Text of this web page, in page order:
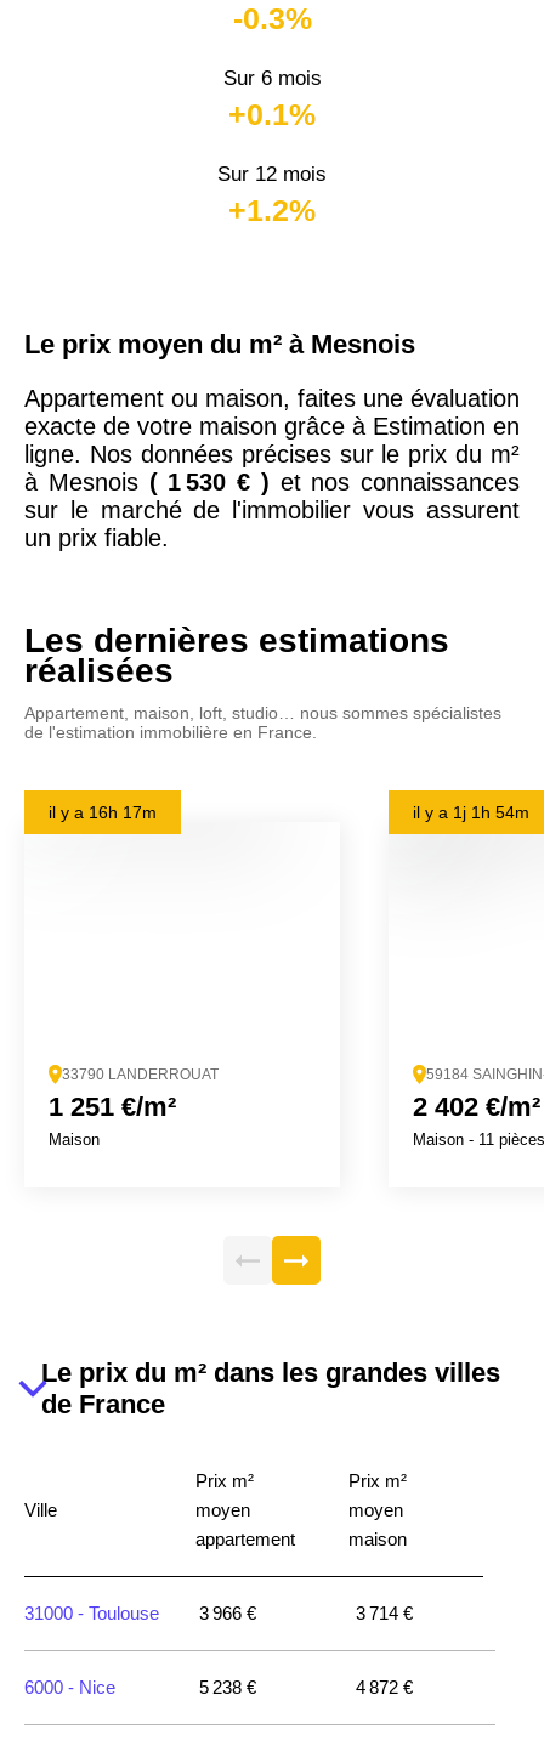
-0.3%
Sur 6 mois
+0.1%
Sur 12 mois
+1.2%
Le prix moyen du m² à Mesnois
Appartement ou maison, faites une évaluation
exacte de votre maison grâce à Estimation en
ligne. Nos données précises sur le prix du m²
à Mesnois ( 1 530 € ) et nos connaissances
sur le marché de l'immobilier vous assurent
un prix fiable.
Les dernières estimations
réalisées
Appartement, maison, loft, studio… nous sommes spécialistes
de l'estimation immobilière en France.
il y a 16h 17m
33790 LANDERROUAT
1 251 €/m²
Maison
il y a 1j 1h 54m
59184
2 402 €/m²
Maison - 11 pièces
Le prix du m² dans les grandes villes
de France
Ville
Prix m²
moyen
appartement
Prix m²
moyen
maison
31000 - Toulouse 3 966 € 3 714 €
6000 - Nice 5 238 € 4 872 €